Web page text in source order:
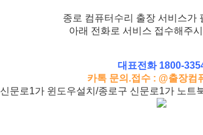
종로 컴퓨터수리 출장 서비스가
아래 전화로 서비스 접수해주
대표전화 1800-
카톡 문의.접수 : @출장컴
문로1가 윈도우설치/종로구 신문로1가 노트